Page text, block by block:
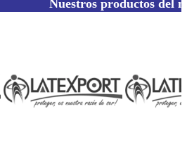
Nuestros productos del